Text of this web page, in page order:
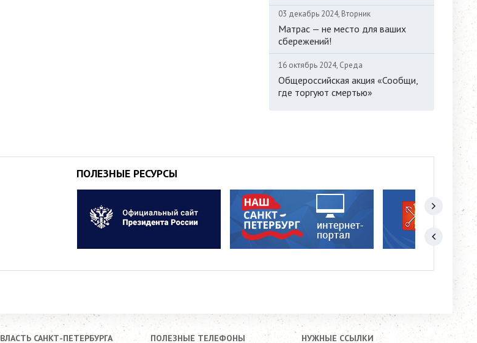
03 декабрь 2024, Вторник
Матрас — не место для ваших
сбережений!
16 октябрь 2024, Среда
Общероссийская акция «Сообщи,
где торгуют смертью»
ПОЛЕЗНЫЕ РЕСУРСЫ
ВЛАСТЬ САНКТ-ПЕТЕРБУРГА ПОЛЕЗНЫЕ ТЕЛЕФОНЫ НУЖНЫЕ ССЫЛКИ